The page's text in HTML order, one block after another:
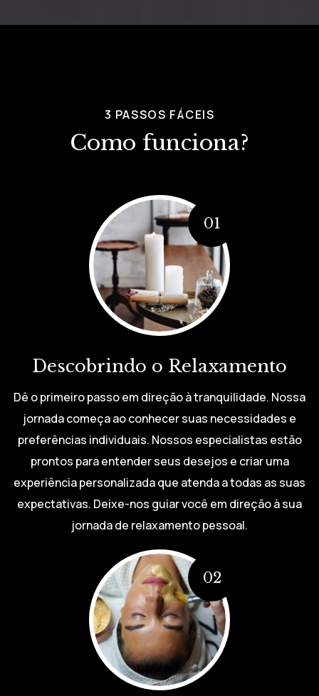
3 PASSOS FÁCEIS
Como funciona?
Descobrindo o Relaxamento
Dê o primeiro passo em direção à tranquilidade. Nossa
jornada começa ao conhecer suas necessidades e
preferências individuais. Nossos especialistas estão
prontos para entender seus desejos e criar uma
experiência personalizada que atenda a todas as suas
expectativas. Deixe-nos guiar você em direção à sua
jornada de relaxamento pessoal.